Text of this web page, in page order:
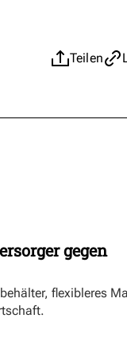
Teilen
gegen
flexibleres